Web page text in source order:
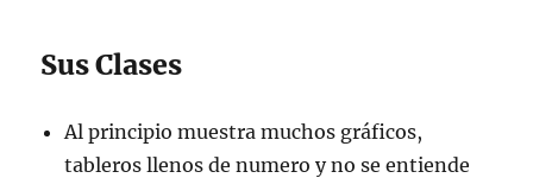
Sus Clases
Al principio muestra muchos gráficos,
tableros llenos de numero y no se entiende